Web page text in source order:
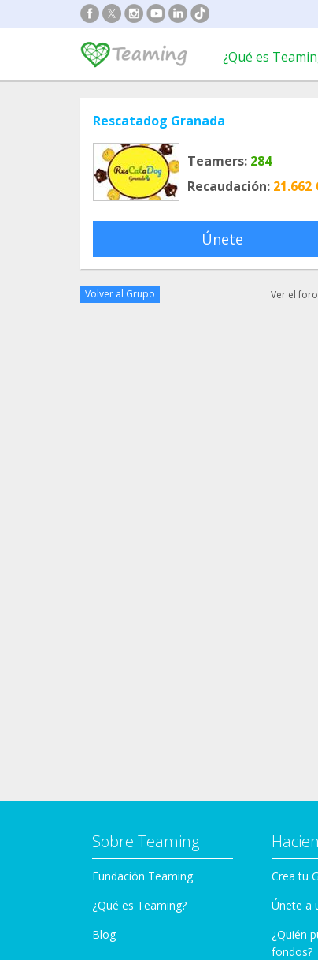
¿Qué es
Rescatadog Granada
Teamers: 284
Recaudación: 21.662
Únete
Volver al Grupo Ver el
Sobre Teaming
Fundación Teaming
¿Qué es Teaming?
Blog
Crea tu
Únete a
¿Quién
fondos?